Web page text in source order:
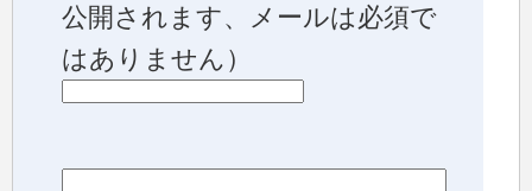
公開されます、メールは必須で
はありません）